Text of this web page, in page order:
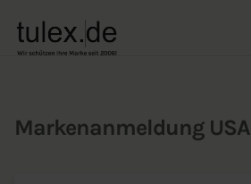
Markenanmeldung USA